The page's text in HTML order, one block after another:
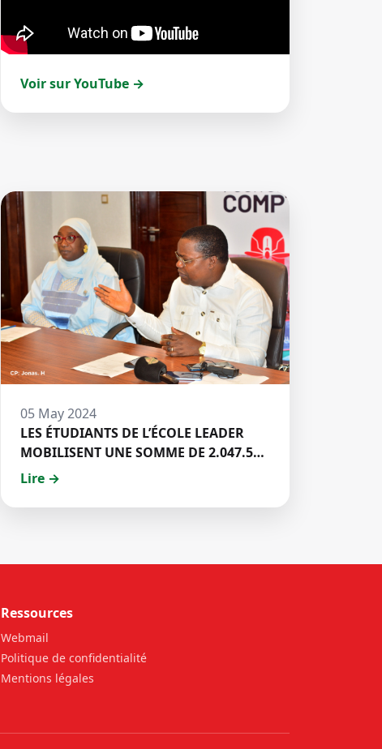
Voir sur YouTube →
05 May 2024
LES ÉTUDIANTS DE L’ÉCOLE LEADER
MOBILISENT UNE SOMME DE 2.047.500
FCFA POUR LE FONDS ZÉRO
REPRESENTANT DES ETUDIANTS DE
Lire →
Ressources
Webmail
Politique de confidentialité
Mentions légales